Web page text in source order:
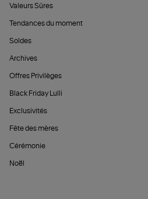
Valeurs Sûres
Tendances du moment
Soldes
Archives
Offres Privilèges
Black Friday Lulli
Exclusivités
Fête des mères
Cérémonie
Noël